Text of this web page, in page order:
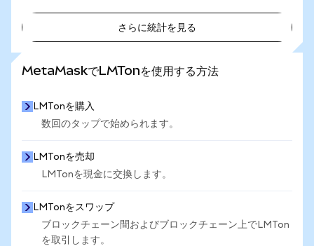
さらに統計を見る
MetaMaskでLMTonを使用する方法
LMTonを購入
数回のタップで始められます。
LMTonを売却
LMTonを現金に交換します。
LMTonをスワップ
ブロックチェーン間およびブロックチェーン上でLMTon
を取引します。